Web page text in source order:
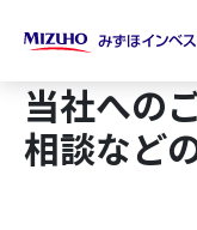
English
IRセミナー申込み
当社への
相談など